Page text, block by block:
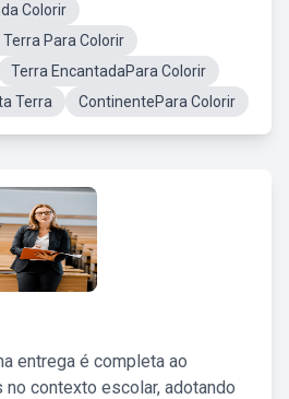
Colorir
Para Colorir
Terra EncantadaPara Colorir
Terra
ContinentePara Colorir
entrega é completa ao
contexto escolar, adotando